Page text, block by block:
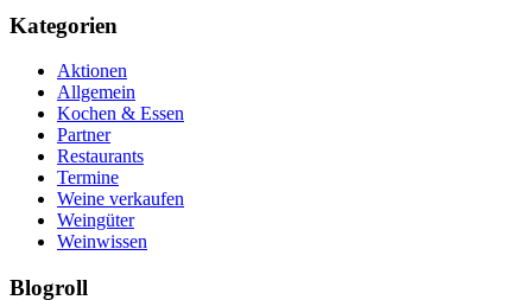
Kategorien
Aktionen
Allgemein
Kochen & Essen
Partner
Restaurants
Termine
Weine verkaufen
Weingüter
Weinwissen
Blogroll